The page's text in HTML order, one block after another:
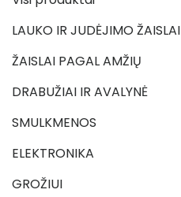
LAUKO IR JUDĖJIMO ŽAISLAI
ŽAISLAI PAGAL AMŽIŲ
DRABUŽIAI IR AVALYNĖ
SMULKMENOS
ELEKTRONIKA
GROŽIUI